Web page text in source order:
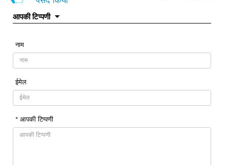
आपकी टिप्पणी
नाम
ईमेल
* आपकी टिप्पणी